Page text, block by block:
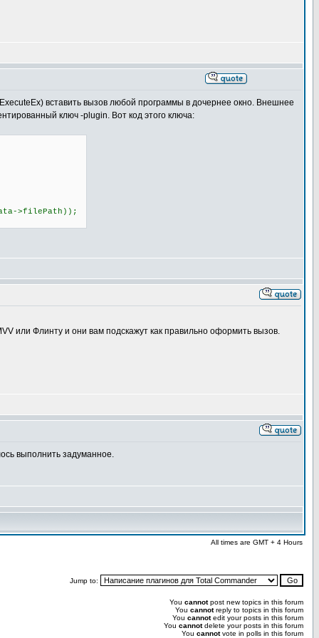
вставить вызов любой программы в дочернее окно. Внешнее
ключ -plugin. Вот код этого ключа:
>filePath));
или Флинту и они вам подскажут как правильно оформить вызов.
выполнить задуманное.
All times are GMT + 4 Hours
Jump to:
You cannotpost new topics in this forum
You cannotreply to topics in this forum
You cannotedit your posts in this forum
You cannotdelete your posts in this forum
You cannotvote in polls in this forum